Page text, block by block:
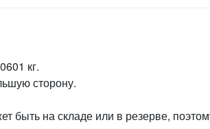
кг.
сторону.
быть на складе или в резерве,